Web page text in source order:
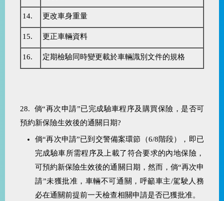
14. 更改車身重量
15. 更正車輛資料
16. 定期檢驗同時變更載於車輛識別文件的規格
28. 倘“再次申請”已完成驗車程序及購買保險，是否可
預約新保險生效後的通關日期?
倘“再次申請”已到交警備案環節（6/8階段），即已
完成驗車所需程序及上載了符合要求的內地保險，
可預約新保險生效後的通關日期，然而，倘“再次申
請”未獲批准，車輛不可通關，呼籲車主/駕駛人務
必在通關前提前一天檢查相關申請是否已獲批准。